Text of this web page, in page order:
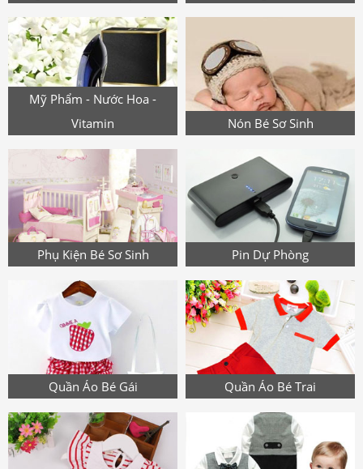
Mỹ Phẩm - Nước Hoa -
Vitamin
Nón Bé Sơ Sinh
Phụ Kiện Bé Sơ Sinh Pin Dự Phòng
Quần Áo Bé Gái Quần Áo Bé Trai